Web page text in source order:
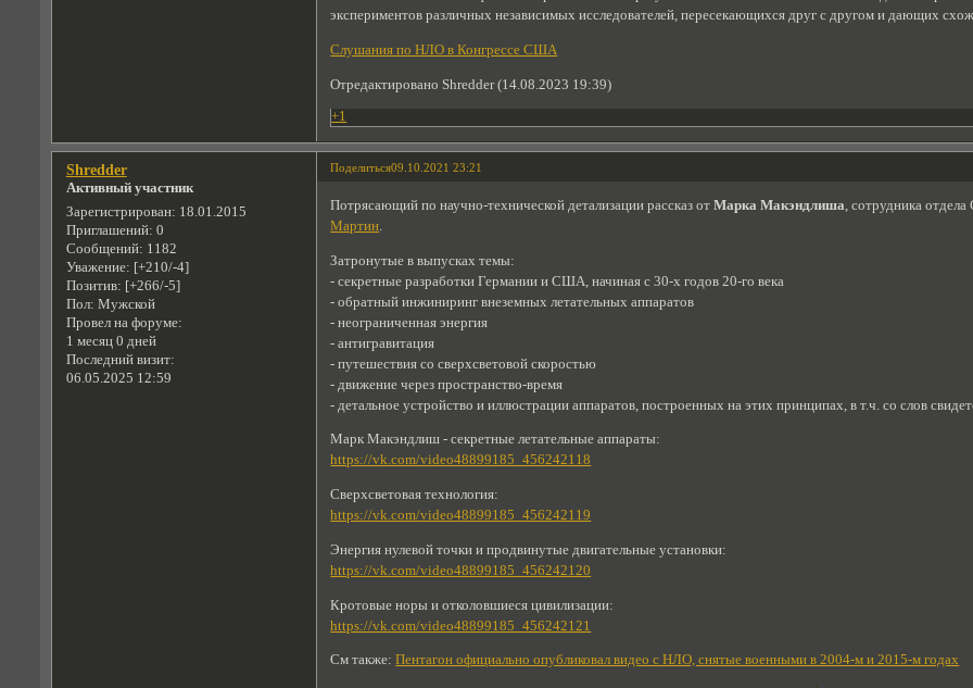
экспериментов различных независимых исследователей, пересекающихся друг с другом и дающих
Слушания по НЛО в Конгрессе США
Отредактировано Shredder (14.08.2023 19:39)
+1
Поделиться09.10.2021 23:21
Shredder
Активный участник
Зарегистрирован: 18.01.2015
Приглашений: 0
Сообщений: 1182
Уважение: [+210/-4]
Позитив: [+266/-5]
Пол: Мужской
Провел на форуме:
1 месяц 0 дней
Последний визит:
06.05.2025 12:59
Потрясающий по научно-технической детализации рассказ отМарка Макэндлиша, сотрудника
Мартин.
Затронутые в выпусках темы:
- секретные разработки Германии и США, начиная с 30-х годов 20-го века
- обратный инжиниринг внеземных летательных аппаратов
- неограниченная энергия
- антигравитация
- путешествия со сверхсветовой скоростью
- движение через пространство-время
- детальное устройство и иллюстрации аппаратов, построенных на этих принципах, в т.ч. со слов
Марк Макэндлиш - секретные летательные аппараты:
https://vk.com/video48899185_456242118
Сверхсветовая технология:
https://vk.com/video48899185_456242119
Энергия нулевой точки и продвинутые двигательные установки:
https://vk.com/video48899185_456242120
Кротовые норы и отколовшиеся цивилизации:
https://vk.com/video48899185_456242121
См также:Пентагон официально опубликовал видео с НЛО, снятые военными в 2004-м и 2015-м годах